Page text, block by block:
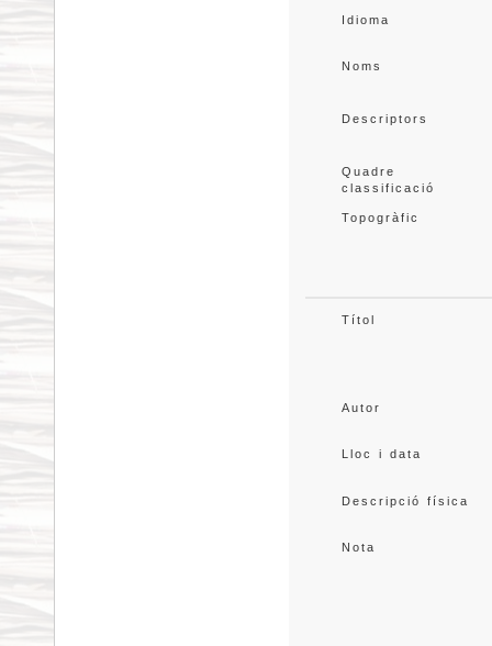
Idioma
Noms
Descriptors
Quadre
classificació
Topogràfic
Títol
Autor
Lloc i data
Descripció física
Nota